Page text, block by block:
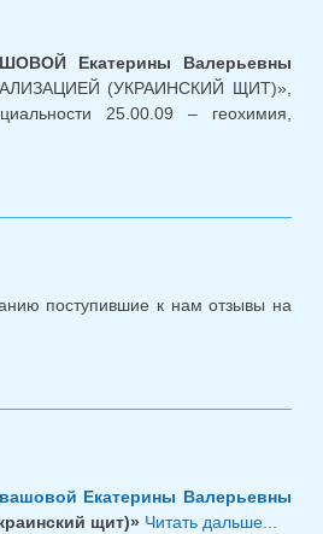
Екатерины Валерьевны
(УКРАИНСКИЙ ЩИТ)»,
25.00.09 – геохимия,
поступившие к нам отзывы на
Екатерины Валерьевны
щит)» Читать дальше...